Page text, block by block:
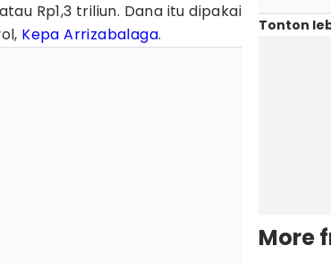
Rp1,3 triliun. Dana itu dipakai
Kepa Arrizabalaga. Tonton
More